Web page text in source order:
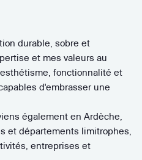
durable, sobre et
et mes valeurs au
fonctionnalité et
d'embrasser une
également en Ardèche,
et départements limitrophes,
entreprises et